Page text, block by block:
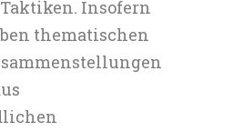
Insofern
thematischen